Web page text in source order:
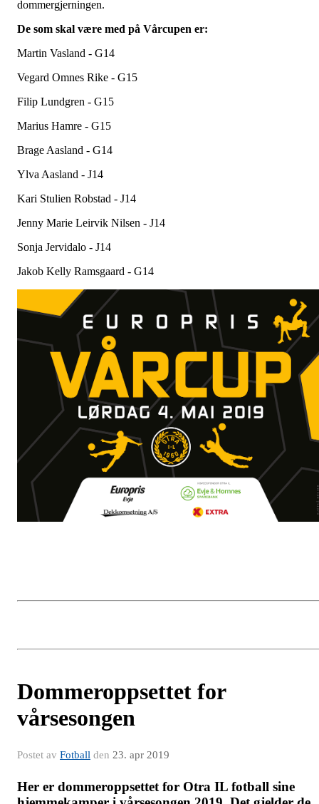
dommergjerningen.
De som skal være med på Vårcupen er:
Martin Vasland - G14
Vegard Omnes Rike - G15
Filip Lundgren - G15
Marius Hamre - G15
Brage Aasland - G14
Ylva Aasland - J14
Kari Stulien Robstad - J14
Jenny Marie Leirvik Nilsen - J14
Sonja Jervidalo - J14
Jakob Kelly Ramsgaard - G14
Dommeroppsettet for
vårsesongen
Postet av Fotball den 23. apr 2019
Her er dommeroppsettet for Otra IL fotball sine